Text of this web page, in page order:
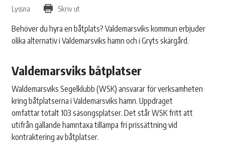
Lyssna Skriv ut
Behöver du hyra en båtplats? Valdemarsviks kommun erbjuder
olika alternativ i Valdemarsviks hamn och i Gryts skärgård.
Valdemarsviks båtplatser
WaldemarsviksSegelklubb (WSK)ansvarar förverksamheten
kring båtplatsernaiValdemarsviks hamn.Uppdraget
omfattartotalt103säsongsplatser. Det står WSK fritt att
utifrån gällande hamntaxa tillämpa fri prissättning vid
kontraktering av båtplatser.